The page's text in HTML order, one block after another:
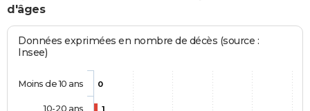
d'âges
Données exprimées en nombre de décès (source :
Insee)
0
1
Moins de 10 ans
10-20 ans